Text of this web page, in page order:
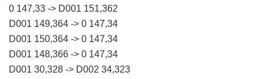
0 147,33 -> D001 151,362
D001 149,364 -> 0 147,34
D001 150,364 -> 0 147,34
D001 148,366 -> 0 147,34
D001 30,328 -> D002 34,323